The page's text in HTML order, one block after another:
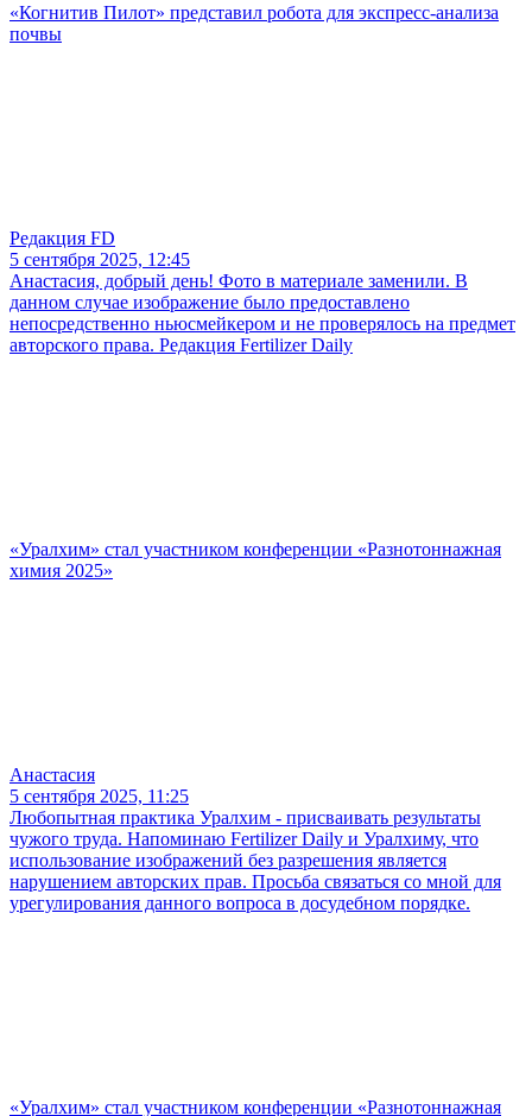
«Когнитив Пилот» представил робота для экспресс-анализа
почвы
Редакция FD
5 сентября 2025, 12:45
Анастасия, добрый день! Фото в материале заменили. В
данном случае изображение было предоставлено
непосредственно ньюсмейкером и не проверялось на предмет
авторского права. Редакция Fertilizer Daily
«Уралхим» стал участником конференции «Разнотоннажная
химия 2025»
Анастасия
5 сентября 2025, 11:25
Любопытная практика Уралхим - присваивать результаты
чужого труда. Напоминаю Fertilizer Daily и Уралхиму, что
использование изображений без разрешения является
нарушением авторских прав. Просьба связаться со мной для
урегулирования данного вопроса в досудебном порядке.
«Уралхим» стал участником конференции «Разнотоннажная